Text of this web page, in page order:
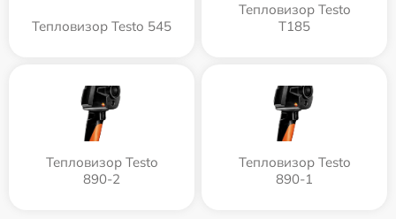
Тепловизор Testo 545
Тепловизор Testo
T185
Тепловизор Testo
890-2
Тепловизор Testo
890-1